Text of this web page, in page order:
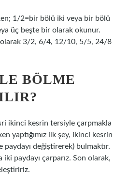
1/2=bir bölü iki veya bir bölü
üç beşte bir olarak okunur.
olarak 3/2, 6/4, 12/10, 5/5, 24/8
BÖLME
ikinci kesrin tersiyle çarpmakla
yaptığımız ilk şey, ikinci kesrin
paydayı değiştirerek) bulmaktır.
iki paydayı çarparız. Son olarak,